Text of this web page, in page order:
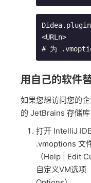
<URLn>
# 为
用自己的软件
如果您想访问您的
的 JetBrains 存储库
打开 IntelliJ
.vmoptions 文
（Help | Edit
自定义VM选项